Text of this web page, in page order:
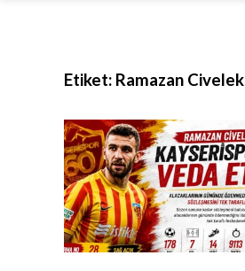
Etiket: Ramazan Civelek